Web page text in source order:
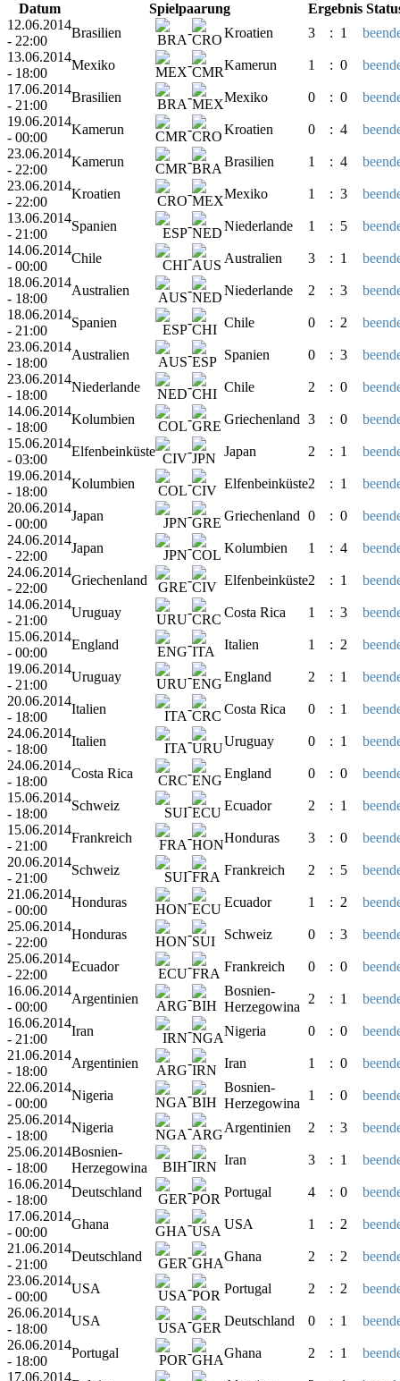
Datum Spielpaarung Ergebnis
12.06.2014
- 22:00
Brasilien - Kroatien 3 : 1
13.06.2014
- 18:00
Mexiko - Kamerun 1 : 0
17.06.2014
- 21:00
Brasilien - Mexiko 0 : 0
19.06.2014
- 00:00
Kamerun - Kroatien 0 : 4
23.06.2014
- 22:00
Kamerun - Brasilien 1 : 4
23.06.2014
- 22:00
Kroatien - Mexiko 1 : 3
13.06.2014
- 21:00
Spanien - Niederlande 1 : 5
14.06.2014
- 00:00
Chile - Australien 3 : 1
18.06.2014
- 18:00
Australien - Niederlande 2 : 3
18.06.2014
- 21:00
Spanien - Chile 0 : 2
23.06.2014
- 18:00
Australien - Spanien 0 : 3
23.06.2014
- 18:00
Niederlande - Chile 2 : 0
14.06.2014
- 18:00
Kolumbien - Griechenland 3 : 0
15.06.2014
- 03:00
Elfenbeinküste - Japan 2 : 1
19.06.2014
- 18:00
Kolumbien - Elfenbeinküste2 : 1
20.06.2014
- 00:00
Japan - Griechenland 0 : 0
24.06.2014
- 22:00
Japan - Kolumbien 1 : 4
24.06.2014
- 22:00
Griechenland - Elfenbeinküste2 : 1
14.06.2014
- 21:00
Uruguay - Costa Rica 1 : 3
15.06.2014
- 00:00
England - Italien 1 : 2
19.06.2014
- 21:00
Uruguay - England 2 : 1
20.06.2014
- 18:00
Italien - Costa Rica 0 : 1
24.06.2014
- 18:00
Italien - Uruguay 0 : 1
24.06.2014
- 18:00
Costa Rica - England 0 : 0
15.06.2014
- 18:00
Schweiz - Ecuador 2 : 1
15.06.2014
- 21:00
Frankreich - Honduras 3 : 0
20.06.2014
- 21:00
Schweiz - Frankreich 2 : 5
21.06.2014
- 00:00
Honduras - Ecuador 1 : 2
25.06.2014
- 22:00
Honduras - Schweiz 0 : 3
25.06.2014
- 22:00
Ecuador - Frankreich 0 : 0
16.06.2014
- 00:00
Argentinien -
Bosnien-
Herzegowina
2 : 1
16.06.2014
- 21:00
Iran - Nigeria 0 : 0
21.06.2014
- 18:00
Argentinien - Iran 1 : 0
22.06.2014
- 00:00
Nigeria -
Bosnien-
Herzegowina
1 : 0
25.06.2014
- 18:00
Nigeria - Argentinien 2 : 3
25.06.2014
- 18:00
Bosnien-
Herzegowina
- Iran 3 : 1
16.06.2014
- 18:00
Deutschland - Portugal 4 : 0
17.06.2014
- 00:00
Ghana - USA 1 : 2
21.06.2014
- 21:00
Deutschland - Ghana 2 : 2
23.06.2014
- 00:00
USA - Portugal 2 : 2
26.06.2014
- 18:00
USA - Deutschland 0 : 1
26.06.2014
- 18:00
Portugal - Ghana 2 : 1
17.06.2014